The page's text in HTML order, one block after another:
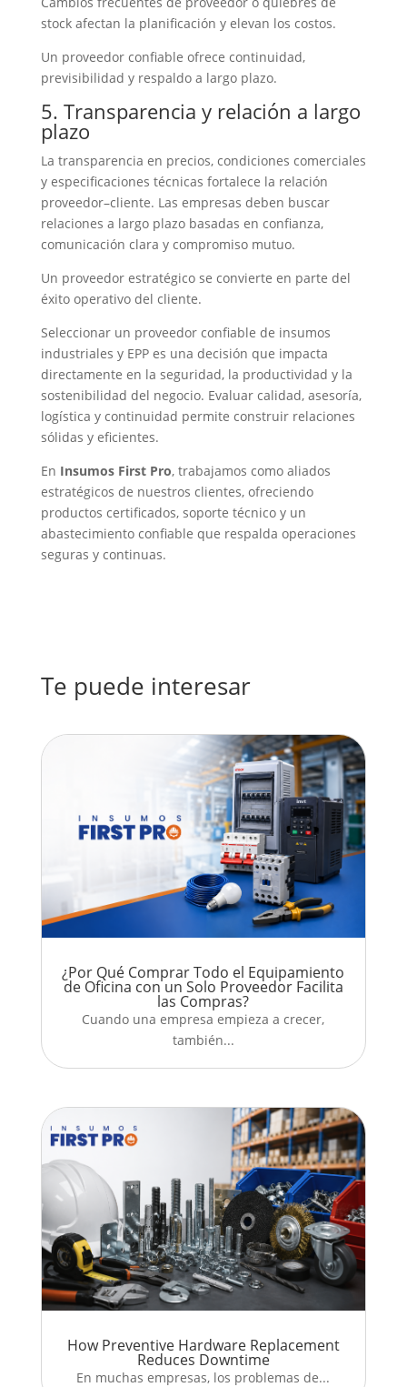
stock afectan la planificación y elevan los costos.
Un proveedor confiable ofrece continuidad,
previsibilidad y respaldo a largo plazo.
5. Transparencia y relación a largo
plazo
La transparencia en precios, condiciones comerciales
y especificaciones técnicas fortalece la relación
proveedor–cliente. Las empresas deben buscar
relaciones a largo plazo basadas en confianza,
comunicación clara y compromiso mutuo.
Un proveedor estratégico se convierte en parte del
éxito operativo del cliente.
Seleccionar un proveedor confiable de insumos
industriales y EPP es una decisión que impacta
directamente en la seguridad, la productividad y la
sostenibilidad del negocio. Evaluar calidad, asesoría,
logística y continuidad permite construir relaciones
sólidas y eficientes.
En Insumos First Pro, trabajamos como aliados
estratégicos de nuestros clientes, ofreciendo
productos certificados, soporte técnico y un
abastecimiento confiable que respalda operaciones
seguras y continuas.
Te puede interesar
¿Por Qué Comprar Todo el Equipamiento
de Oficina con un Solo Proveedor Facilita
las Compras?
Cuando una empresa empieza a crecer,
también...
How Preventive Hardware Replacement
Reduces Downtime
En muchas empresas, los problemas de...